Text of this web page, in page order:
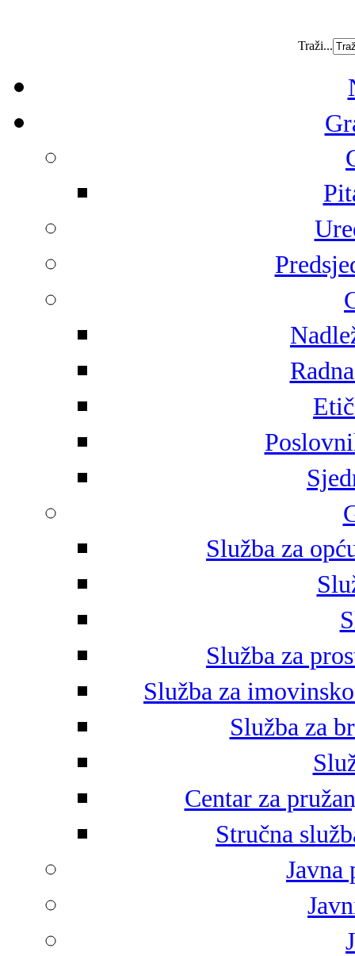
Traži...
Služba za
Služba za
Služba za
Služba za
Centar za
Stručna
Javna